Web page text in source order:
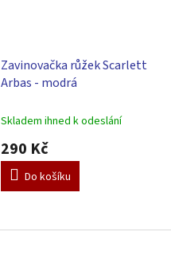
Zavinovačka růžek Scarlett
Arbas - modrá
Skladem ihned k odeslání
290 Kč
Do košíku